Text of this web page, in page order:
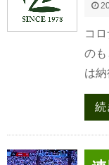
コ
のも
は
続